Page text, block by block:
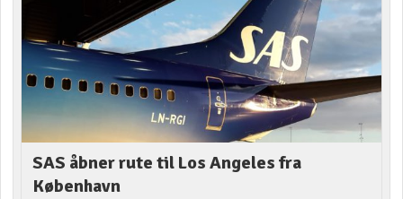
SAS åbner rute til Los Angeles fra
København